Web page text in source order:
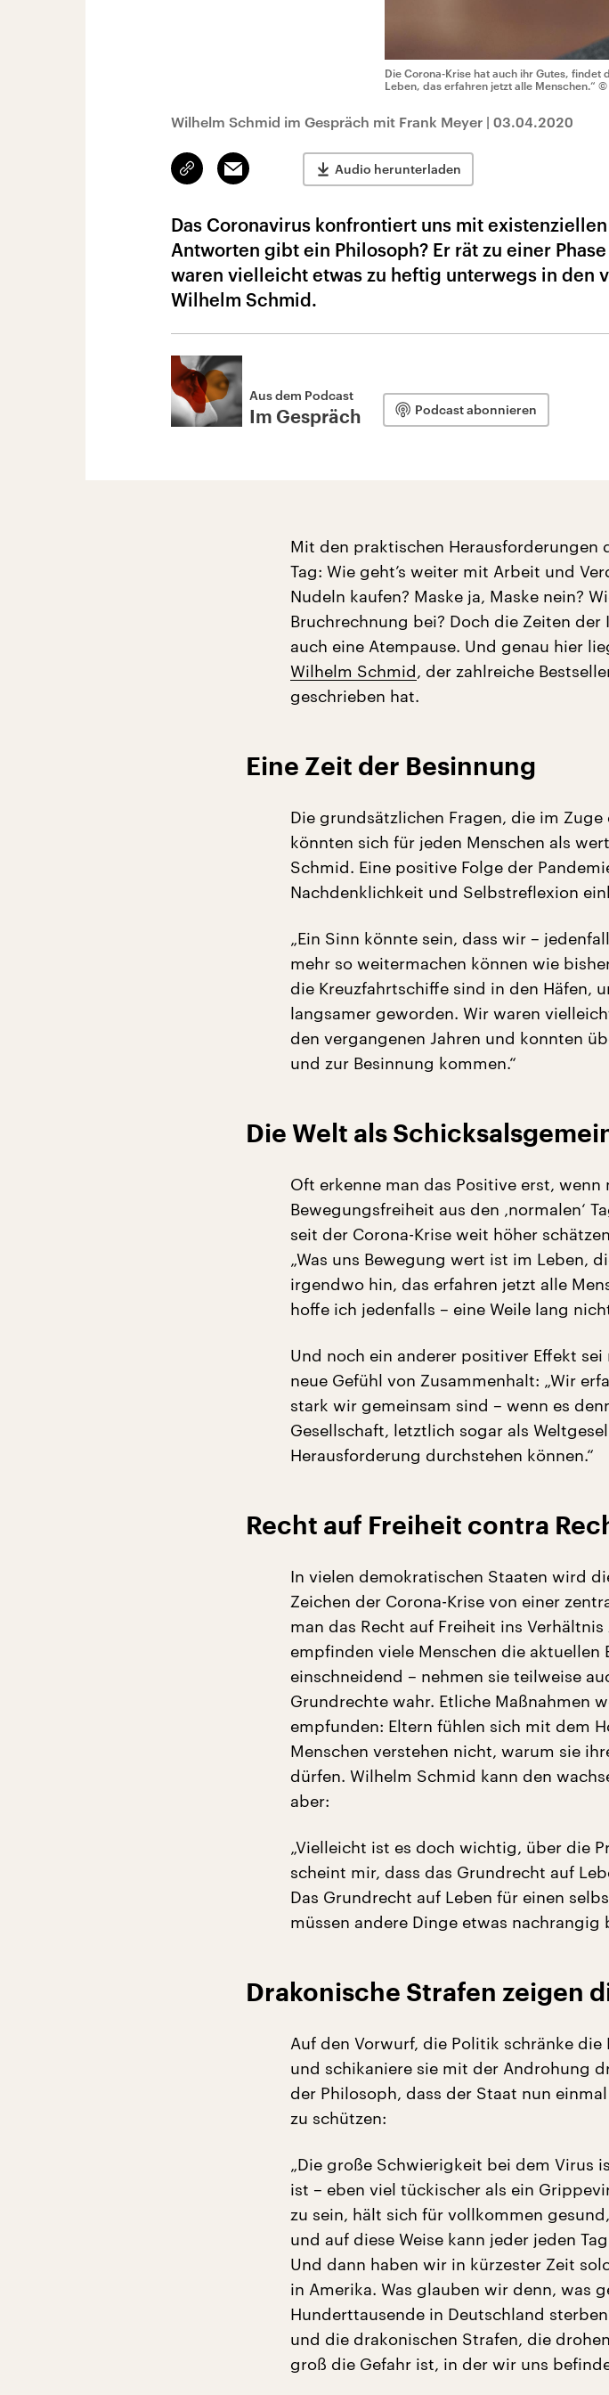
Die Corona-Krise hat auch ihr Gutes,
Leben, das erfahren jetzt alle Menschen.“ ©
Wilhelm Schmid im Gespräch mit Frank Meyer | 03.04.2020
Link
kopieren/teilen
Email Audio herunterladen
Das Coronavirus konfrontiert uns mit
Antworten gibt ein Philosoph? Er rät zu einer
waren vielleicht etwas zu heftig unterwegs in den
Wilhelm Schmid.
Aus dem Podcast
Im Gespräch Podcast abonnieren
Mit den praktischen Herausforderungen
Tag: Wie geht’s weiter mit Arbeit und
Nudeln kaufen? Maske ja, Maske nein?
Bruchrechnung bei? Doch die Zeiten
auch eine Atempause. Und genau hier
Wilhelm Schmid, der zahlreiche
geschrieben hat.
Eine Zeit der Besinnung
Die grundsätzlichen Fragen, die im
könnten sich für jeden Menschen als
Schmid. Eine positive Folge der
Nachdenklichkeit und Selbstreflexion
„Ein Sinn könnte sein, dass wir –
mehr so weitermachen können wie
die Kreuzfahrtschiffe sind in den Häfen,
langsamer geworden. Wir waren
den vergangenen Jahren und konnten
und zur Besinnung kommen.“
Die Welt als
Oft erkenne man das Positive erst, wenn
Bewegungsfreiheit aus den ‚normalen‘
seit der Corona-Krise weit höher
„Was uns Bewegung wert ist im Leben,
irgendwo hin, das erfahren jetzt alle
hoffe ich jedenfalls – eine Weile lang
Und noch ein anderer positiver Effekt
neue Gefühl von Zusammenhalt: „Wir
stark wir gemeinsam sind – wenn es
Gesellschaft, letztlich sogar als
Herausforderung durchstehen können.“
Recht auf Freiheit contra
In vielen demokratischen Staaten wird
Zeichen der Corona-Krise von einer
man das Recht auf Freiheit ins
empfinden viele Menschen die aktuellen
einschneidend – nehmen sie teilweise
Grundrechte wahr. Etliche Maßnahmen
empfunden: Eltern fühlen sich mit dem
Menschen verstehen nicht, warum sie
dürfen. Wilhelm Schmid kann den
aber:
„Vielleicht ist es doch wichtig, über die
scheint mir, dass das Grundrecht auf
Das Grundrecht auf Leben für einen
müssen andere Dinge etwas nachrangig
Drakonische Strafen zeigen
Auf den Vorwurf, die Politik schränke
und schikaniere sie mit der Androhung
der Philosoph, dass der Staat nun
zu schützen:
„Die große Schwierigkeit bei dem Virus
ist – eben viel tückischer als ein
zu sein, hält sich für vollkommen
und auf diese Weise kann jeder jeden
Und dann haben wir in kürzester Zeit
in Amerika. Was glauben wir denn, was
Hunderttausende in Deutschland
und die drakonischen Strafen, die
groß die Gefahr ist, in der wir uns